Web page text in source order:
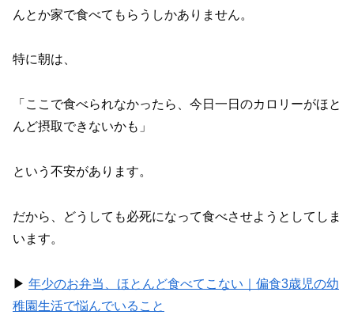
んとか家で食べてもらうしかありません。
特に朝は、
「ここで食べられなかったら、今日一日のカロリーがほと
んど摂取できないかも」
という不安があります。
だから、どうしても必死になって食べさせようとしてしま
います。
▶︎ 年少のお弁当、ほとんど食べてこない｜偏食3歳児の幼
稚園生活で悩んでいること